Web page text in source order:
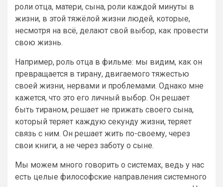
роли отца, матери, сына, роли каждой минуты в
жизни, в этой тяжёлой жизни людей, которые,
несмотря на всё, делают свой выбор, как провести
свою жизнь.
Например, роль отца в фильме: мы видим, как он
превращается в тирану, двигаемого тяжестью
своей жизни, нервами и проблемами. Однако мне
кажется, что это его личный выбор. Он решает
быть тираном, решает не прижать своего сына,
который теряет каждую секунду жизни, теряет
связь с ним. Он решает жить по-своему, через
свои книги, а не через заботу о сыне.
Мы можем много говорить о системах, ведь у нас
есть целые философские направления системного